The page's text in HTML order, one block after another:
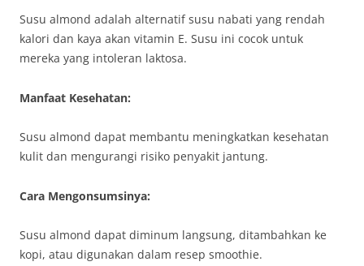
Susu almond adalah alternatif susu nabati yang rendah
kalori dan kaya akan vitamin E. Susu ini cocok untuk
mereka yang intoleran laktosa.
Manfaat Kesehatan:
Susu almond dapat membantu meningkatkan kesehatan
kulit dan mengurangi risiko penyakit jantung.
Cara Mengonsumsinya:
Susu almond dapat diminum langsung, ditambahkan ke
kopi, atau digunakan dalam resep smoothie.